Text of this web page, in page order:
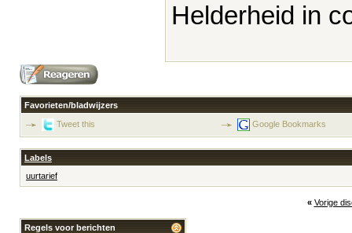
Helderheid in
Favorieten/bladwijzers
Tweet this
Google Bookmarks
Labels
uurtarief
« Vorige
Regels voor berichten